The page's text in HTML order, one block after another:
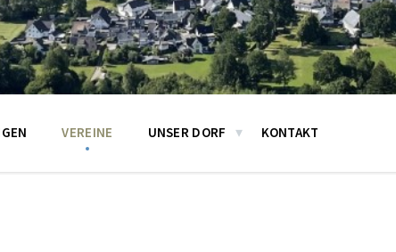
VEREINE UNSER DORF KONTAKT